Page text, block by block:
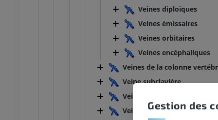
Veines diploïques
Veines émissaires
Veines orbitaires
Veines encéphaliques
Veines de la colonne
Veine subclavière
Veine cave inférieure
Veine fémoraleGestion des